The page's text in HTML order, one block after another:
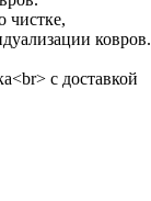
чистке,
ковров.